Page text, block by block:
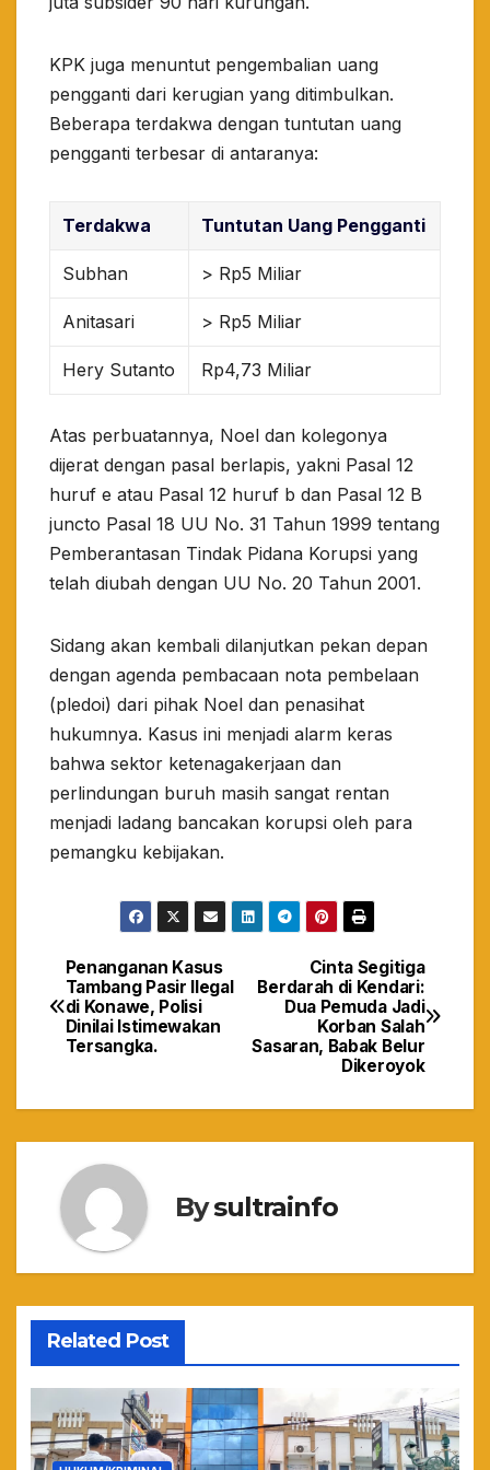
​KPK juga menuntut pengembalian uang
pengganti dari kerugian yang ditimbulkan.
Beberapa terdakwa dengan tuntutan uang
pengganti terbesar di antaranya:
Terdakwa Tuntutan Uang Pengganti
Subhan > Rp5 Miliar
Anitasari > Rp5 Miliar
Hery Sutanto Rp4,73 Miliar
Atas perbuatannya, Noel dan kolegonya
dijerat dengan pasal berlapis, yakni Pasal 12
huruf e atau Pasal 12 huruf b dan Pasal 12 B
juncto Pasal 18 UU No. 31 Tahun 1999 tentang
Pemberantasan Tindak Pidana Korupsi yang
telah diubah dengan UU No. 20 Tahun 2001.​
Sidang akan kembali dilanjutkan pekan depan
dengan agenda pembacaan nota pembelaan
(pledoi) dari pihak Noel dan penasihat
hukumnya. Kasus ini menjadi alarm keras
bahwa sektor ketenagakerjaan dan
perlindungan buruh masih sangat rentan
menjadi ladang bancakan korupsi oleh para
pemangku kebijakan.
Navigasi
pos
Cinta Segitiga
Berdarah di Kendari:
Dua Pemuda Jadi
Korban Salah
Sasaran, Babak Belur
Dikeroyok
Penanganan Kasus
Tambang Pasir Ilegal
di Konawe, Polisi
Dinilai Istimewakan
Tersangka.
Bysultrainfo
Related Post